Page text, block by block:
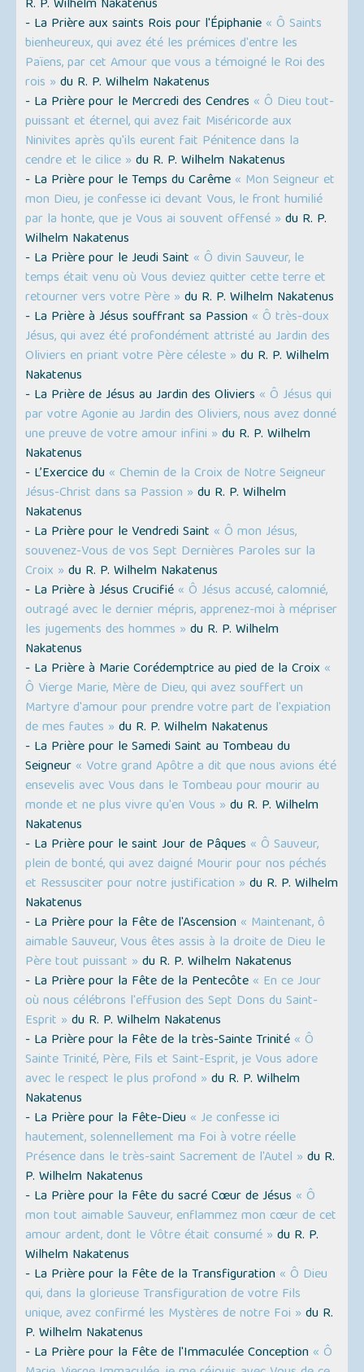
R. P. Wilhelm Nakatenus
- La Prière aux saints Rois pour l'Épiphanie « Ô Saints
bienheureux, qui avez été les prémices d'entre les
Païens, par cet Amour que vous a témoigné le Roi des
rois » du R. P. Wilhelm Nakatenus
- La Prière pour le Mercredi des Cendres « Ô Dieu tout-
puissant et éternel, qui avez fait Miséricorde aux
Ninivites après qu'ils eurent fait Pénitence dans la
cendre et le cilice » du R. P. Wilhelm Nakatenus
- La Prière pour le Temps du Carême « Mon Seigneur et
mon Dieu, je confesse ici devant Vous, le front humilié
par la honte, que je Vous ai souvent offensé » du R. P.
Wilhelm Nakatenus
- La Prière pour le Jeudi Saint « Ô divin Sauveur, le
temps était venu où Vous deviez quitter cette terre et
retourner vers votre Père » du R. P. Wilhelm Nakatenus
- La Prière à Jésus souffrant sa Passion « Ô très-doux
Jésus, qui avez été profondément attristé au Jardin des
Oliviers en priant votre Père céleste » du R. P. Wilhelm
Nakatenus
- La Prière de Jésus au Jardin des Oliviers « Ô Jésus qui
par votre Agonie au Jardin des Oliviers, nous avez donné
une preuve de votre amour infini » du R. P. Wilhelm
Nakatenus
- L’Exercice du « Chemin de la Croix de Notre Seigneur
Jésus-Christ dans sa Passion » du R. P. Wilhelm
Nakatenus
- La Prière pour le Vendredi Saint « Ô mon Jésus,
souvenez-Vous de vos Sept Dernières Paroles sur la
Croix » du R. P. Wilhelm Nakatenus
- La Prière à Jésus Crucifié « Ô Jésus accusé, calomnié,
outragé avec le dernier mépris, apprenez-moi à mépriser
les jugements des hommes » du R. P. Wilhelm
Nakatenus
- La Prière à Marie Corédemptrice au pied de la Croix «
Ô Vierge Marie, Mère de Dieu, qui avez souffert un
Martyre d'amour pour prendre votre part de l'expiation
de mes fautes » du R. P. Wilhelm Nakatenus
- La Prière pour le Samedi Saint au Tombeau du
Seigneur « Votre grand Apôtre a dit que nous avions été
ensevelis avec Vous dans le Tombeau pour mourir au
monde et ne plus vivre qu'en Vous » du R. P. Wilhelm
Nakatenus
- La Prière pour le saint Jour de Pâques « Ô Sauveur,
plein de bonté, qui avez daigné Mourir pour nos péchés
et Ressusciter pour notre justification » du R. P. Wilhelm
Nakatenus
- La Prière pour la Fête de l'Ascension « Maintenant, ô
aimable Sauveur, Vous êtes assis à la droite de Dieu le
Père tout puissant » du R. P. Wilhelm Nakatenus
- La Prière pour la Fête de la Pentecôte « En ce Jour
où nous célébrons l'effusion des Sept Dons du Saint-
Esprit » du R. P. Wilhelm Nakatenus
- La Prière pour la Fête de la très-Sainte Trinité « Ô
Sainte Trinité, Père, Fils et Saint-Esprit, je Vous adore
avec le respect le plus profond » du R. P. Wilhelm
Nakatenus
- La Prière pour la Fête-Dieu « Je confesse ici
hautement, solennellement ma Foi à votre réelle
Présence dans le très-saint Sacrement de l'Autel » du R.
P. Wilhelm Nakatenus
- La Prière pour la Fête du sacré Cœur de Jésus « Ô
mon tout aimable Sauveur, enflammez mon cœur de cet
amour ardent, dont le Vôtre était consumé » du R. P.
Wilhelm Nakatenus
- La Prière pour la Fête de la Transfiguration « Ô Dieu
qui, dans la glorieuse Transfiguration de votre Fils
unique, avez confirmé les Mystères de notre Foi » du R.
P. Wilhelm Nakatenus
- La Prière pour la Fête de l'Immaculée Conception « Ô